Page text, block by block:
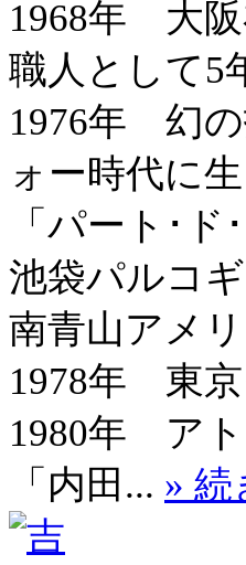
1968年 大阪
職人として5
1976年 幻の
ォー時代に
「パート･
池袋パルコ
南青山アメ
1978年 東京
1980年 ア
「内田... » 続